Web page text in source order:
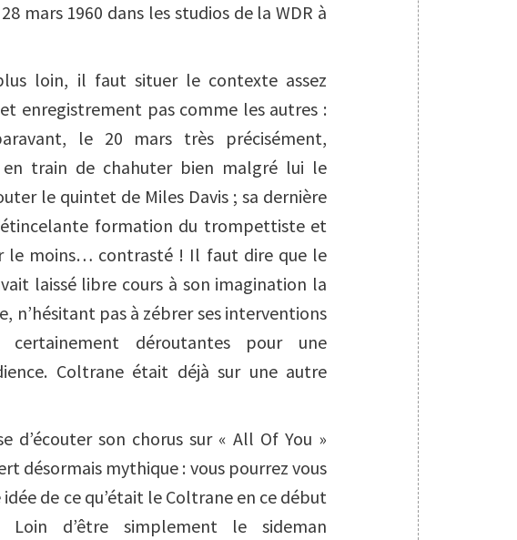
mars 1960 dans les studios de la WDR à
loin, il faut situer le contexte assez
enregistrement pas comme les autres :
le 20 mars très précisément,
train de chahuter bien malgré lui le
le quintet de Miles Davis ; sa dernière
formation du trompettiste et
le moins… contrasté ! Il faut dire que le
laissé libre cours à son imagination la
n’hésitant pas à zébrer ses interventions
certainement déroutantes pour une
Coltrane était déjà sur une autre
d’écouter son chorus sur « All Of You »
désormais mythique : vous pourrez vous
de ce qu’était le Coltrane en ce début
Loin d’être simplement le sideman